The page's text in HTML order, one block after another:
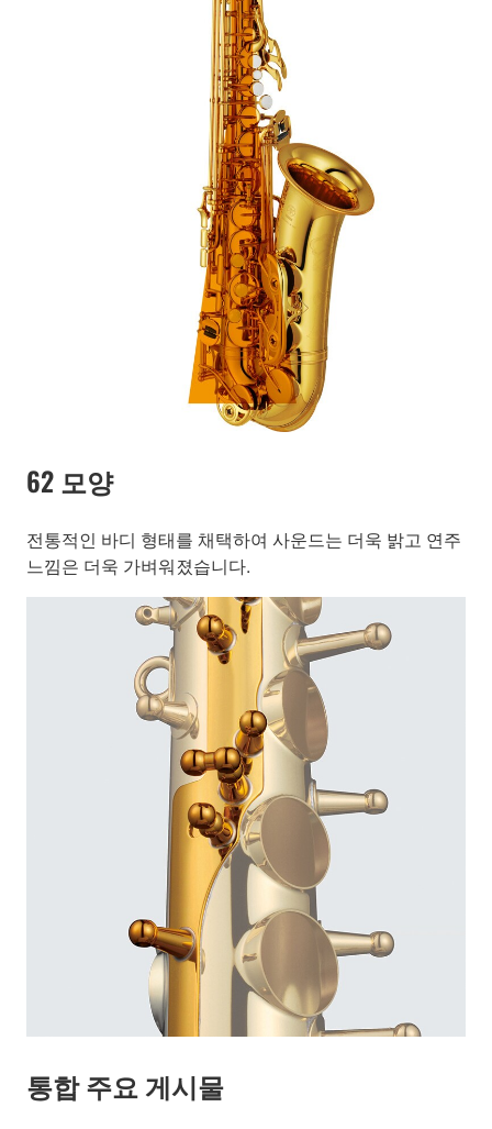
62 모양
전통적인 바디 형태를 채택하여 사운드는 더욱 밝고 연주
느낌은 더욱 가벼워졌습니다.
통합 주요 게시물